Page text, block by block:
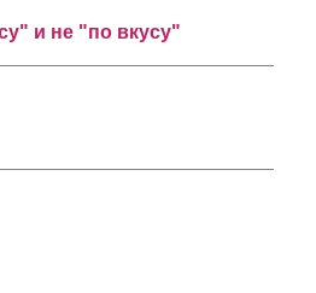
и не "по вкусу"